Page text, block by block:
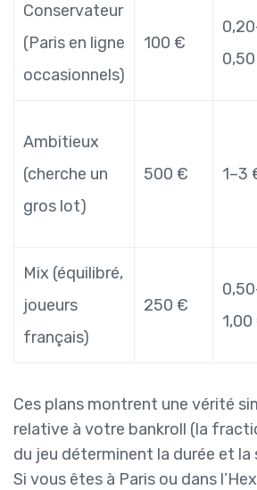
Conservateur
(Paris en ligne
occasionnels)
100 €
Ambitieux
(cherche un
gros lot)
500 € 1–3
Mix (équilibré,
joueurs
français)
250 €
Ces plans montrent une vérité
relative à votre bankroll (la
du jeu déterminent la durée et la
Si vous êtes à Paris ou dans